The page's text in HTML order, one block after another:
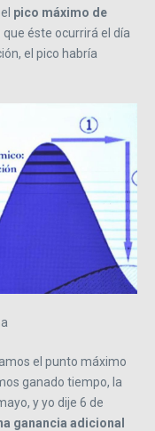
pico máximo de
éste ocurrirá el día
el pico habría
el punto máximo
ganado tiempo, la
y yo dije 6 de
ganancia adicional